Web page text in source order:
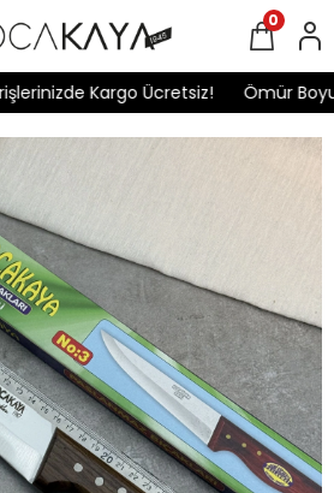
Kargo Ücretsiz! Ömür
0